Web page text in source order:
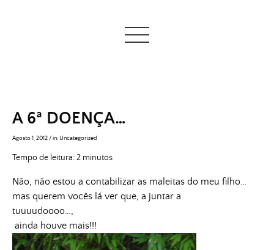
A 6ª DOENÇA…
Agosto 1, 2012/in: Uncategorized
Tempo de leitura:2 minutos
Não, não estou a contabilizar as maleitas do meu filho…
mas querem vocês lá ver que, a juntar a
tuuuudoooo…,
ainda houve mais!!!